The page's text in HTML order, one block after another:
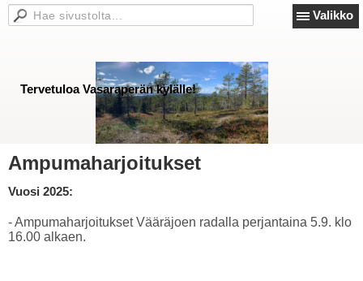
Valikko
Tervetuloa Vasaraperän kylälle!
Ampumaharjoitukset
Vuosi 2025:
- Ampumaharjoitukset Vääräjoen radalla perjantaina 5.9. klo
16.00 alkaen.